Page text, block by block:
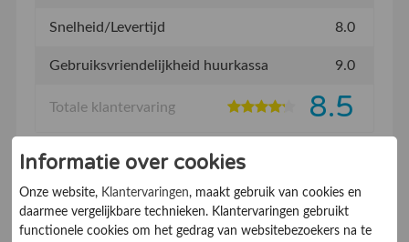
Snelheid/Levertijd 8.0
Gebruiksvriendelijkheid huurkassa 9.0
Totale klantervaring 8.5
Informatie over cookies
Onze website, Klantervaringen, maakt gebruik van cookies en
daarmee vergelijkbare technieken. Klantervaringen gebruikt
functionele cookies om het gedrag van websitebezoekers na te